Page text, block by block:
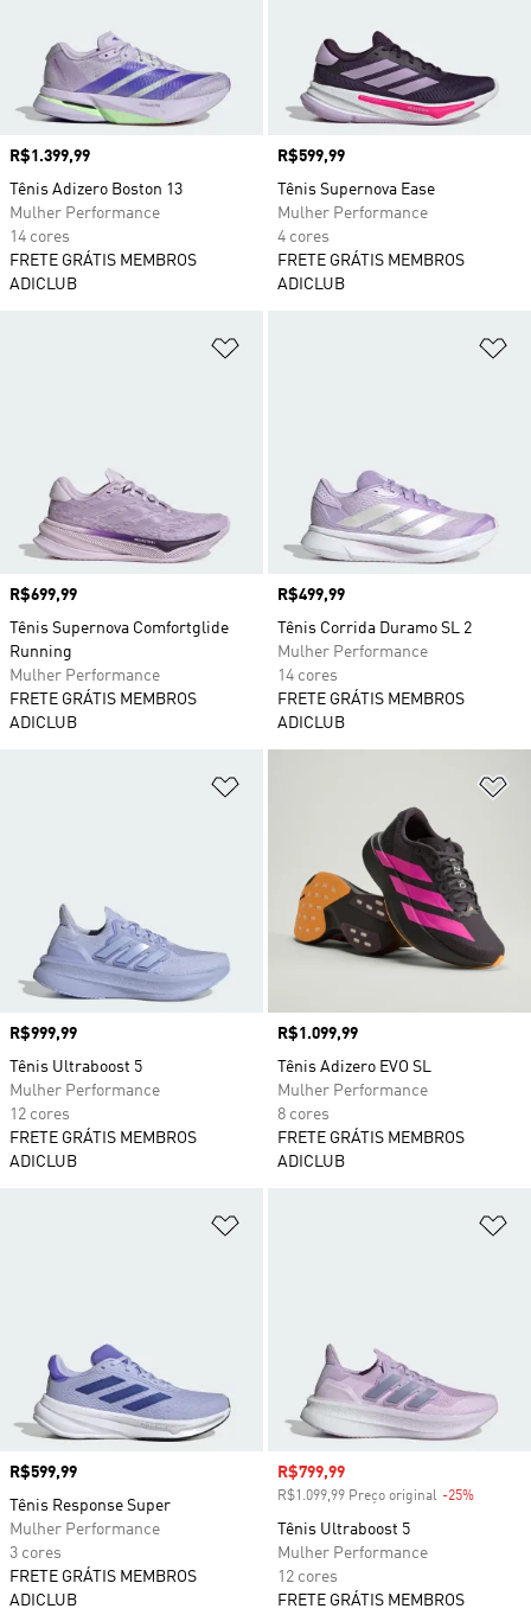
Preço
R$1.399,99
Tênis Adizero Boston 13
Mulher Performance
14 cores
FRETE GRÁTIS MEMBROS
ADICLUB
Preço
R$599,99
Tênis Supernova Ease
Mulher Performance
4 cores
FRETE GRÁTIS MEMBROS
ADICLUB
Preço
R$699,99
Tênis Supernova Comfortglide
Running
Mulher Performance
FRETE GRÁTIS MEMBROS
ADICLUB
Preço
R$499,99
Tênis Corrida Duramo SL 2
Mulher Performance
14 cores
FRETE GRÁTIS MEMBROS
ADICLUB
Adicionar à Lista de Desejos
Preço
R$999,99
Tênis Ultraboost 5
Mulher Performance
12 cores
FRETE GRÁTIS MEMBROS
ADICLUB
Preço
R$1.099,99
Tênis Adizero EVO SL
Mulher Performance
8 cores
FRETE GRÁTIS MEMBROS
ADICLUB
Preço
R$599,99
Tênis Response Super
Mulher Performance
3 cores
FRETE GRÁTIS MEMBROS
ADICLUB
Preço com desconto
R$799,99
R$1.099,99 Preço original -25%
Tênis Ultraboost 5
Mulher Performance
12 cores
FRETE GRÁTIS MEMBROS